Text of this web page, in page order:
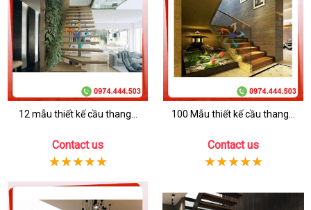
12 mẫu thiết kế cầu thang...
Contact us
100 Mẫu thiết kế cầu thang...
Contact us